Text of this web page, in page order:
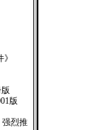
版
强烈推